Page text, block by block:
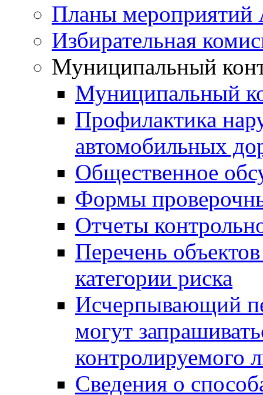
Планы мероприятий
Избирательная
Муниципальный
Муниципальный
Профилактика
автомобильных
Общественное
Формы
Отчеты
Перечень
категории риска
Исчерпывающий
могут
контролируемого
Сведения о